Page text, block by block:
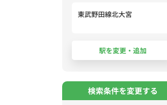
東武野田線北大宮
検索条件を変更する